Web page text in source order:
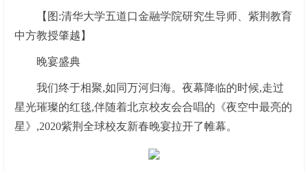
【图:清华大学五道口金融学院研究生导师、紫荆教育
中方教授肇越】
晚宴盛典
我们终于相聚,如同万河归海。夜幕降临的时候,走过
星光璀璨的红毯,伴随着北京校友会合唱的《夜空中最亮的
星》,2020紫荆全球校友新春晚宴拉开了帷幕。